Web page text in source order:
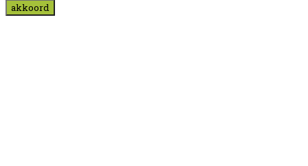
akkoord